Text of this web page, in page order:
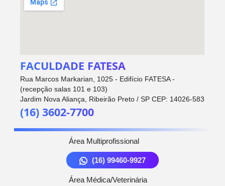
FACULDADE FATESA
Rua Marcos Markarian, 1025 - Edifício FATESA -
(recepção salas 101 e 103)
Jardim Nova Aliança, Ribeirão Preto / SP CEP: 14026-583
(16) 3602-7700
Área Multiprofissional
(16) 99460-9927
Área Médica/Veterinária